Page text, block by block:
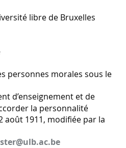
libre de Bruxelles
personnes morales sous le
d’enseignement et de
la personnalité
août 1911, modifiée par la